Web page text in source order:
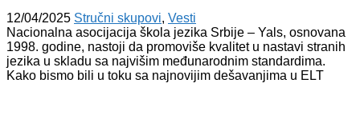
12/04/2025 Stručni skupovi, Vesti
Nacionalna asocijacija škola jezika Srbije – Yals, osnovana
1998. godine, nastoji da promoviše kvalitet u nastavi stranih
jezika u skladu sa najvišim međunarodnim standardima.
Kako bismo bili u toku sa najnovijim dešavanjima u ELT